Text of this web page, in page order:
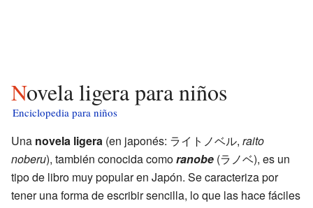
Novela ligera para niños
Enciclopedia para niños
Una novela ligera (en japonés: ライトノベル, raito
noberu), también conocida comoranobe (ラノベ), es un
tipo de libro muy popular en Japón. Se caracteriza por
tener una forma de escribir sencilla, lo que las hace fáciles